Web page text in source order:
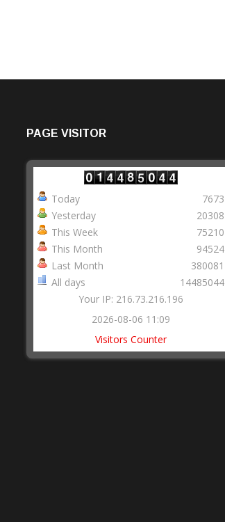
PAGE VISITOR
Today
Yesterday
This Week
This Month
Last Month
All days
7673
20308
75210
94524
380081
14485044
Your IP: 216.73.216.196
2026-08-06 11:09
Visitors Counter